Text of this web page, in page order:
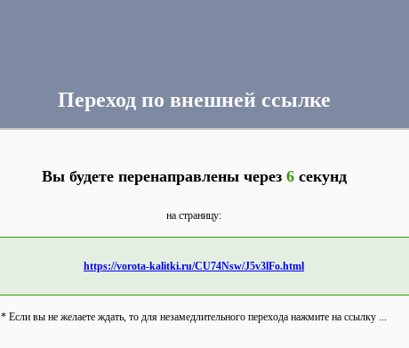
Переход по внешней ссылке
Вы будете перенаправлены через 6секунд
на страницу:
https://vorota-kalitki.ru/CU74Nsw/J5v3lFo.html
* Если вы не желаете ждать, то для незамедлительного перехода нажмите на ссылку ...